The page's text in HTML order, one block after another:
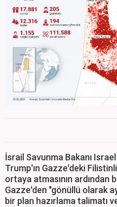
İsrail Savunma Bakanı
Trump'ın Gazze'deki
ortaya atmasının ardından
Gazze'den "gönüllü olarak
bir plan hazırlama talimatı